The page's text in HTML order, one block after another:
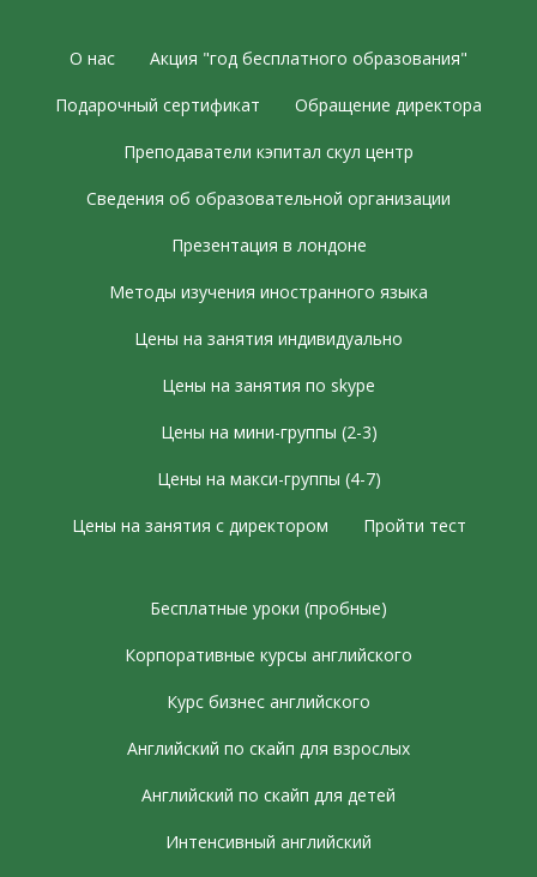
О нас Акция "год бесплатного образования"
Подарочный сертификат Обращение директора
Преподаватели кэпитал скул центр
Сведения об образовательной организации
Презентация в лондоне
Методы изучения иностранного языка
Цены на занятия индивидуально
Цены на занятия по skype
Цены на мини-группы (2-3)
Цены на макси-группы (4-7)
Цены на занятия с директором Пройти тест
Бесплатные уроки (пробные)
Корпоративные курсы английского
Курс бизнес английского
Английский по скайп для взрослых
Английский по скайп для детей
Интенсивный английский